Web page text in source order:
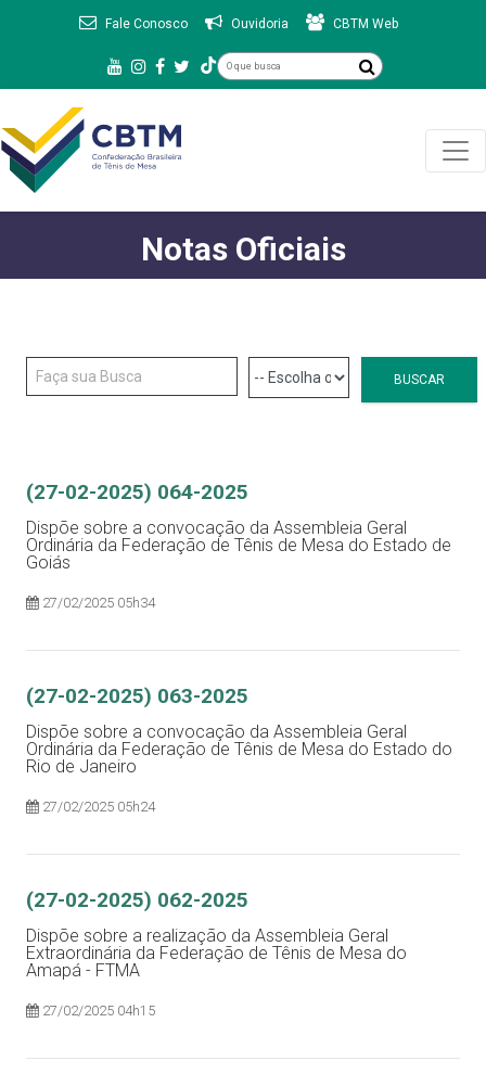
Fale Conosco Ouvidoria CBTM Web
Notas Oficiais
BUSCAR
(27-02-2025) 064-2025
Dispõe sobre a convocação da Assembleia Geral
Ordinária da Federação de Tênis de Mesa do Estado de
Goiás
27/02/2025 05h34
(27-02-2025) 063-2025
Dispõe sobre a convocação da Assembleia Geral
Ordinária da Federação de Tênis de Mesa do Estado do
Rio de Janeiro
27/02/2025 05h24
(27-02-2025) 062-2025
Dispõe sobre a realização da Assembleia Geral
Extraordinária da Federação de Tênis de Mesa do
Amapá - FTMA
27/02/2025 04h15